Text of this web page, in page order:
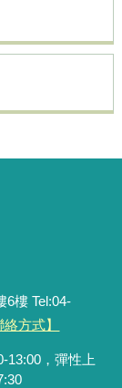
6樓 Tel:04-
方式】
13:00，彈性上